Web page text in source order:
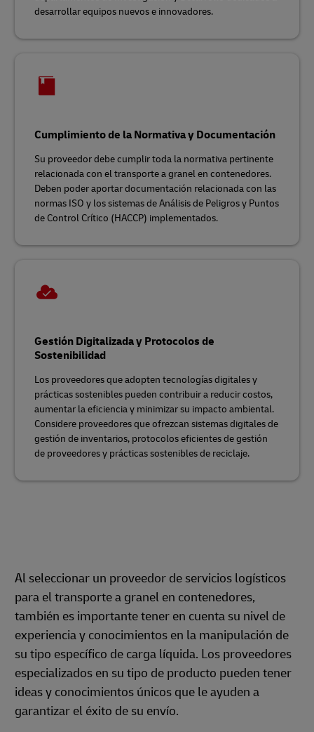
desarrollar equipos nuevos e innovadores.
Cumplimiento de la Normativa y Documentación
Su proveedor debe cumplir toda la normativa pertinente
relacionada con el transporte a granel en contenedores.
Deben poder aportar documentación relacionada con las
normas ISO y los sistemas de Análisis de Peligros y Puntos
de Control Crítico (HACCP) implementados.
Gestión Digitalizada y Protocolos de
Sostenibilidad
Los proveedores que adopten tecnologías digitales y
prácticas sostenibles pueden contribuir a reducir costos,
aumentar la eficiencia y minimizar su impacto ambiental.
Considere proveedores que ofrezcan sistemas digitales de
gestión de inventarios, protocolos eficientes de gestión
de proveedores y prácticas sostenibles de reciclaje.
Al seleccionar un proveedor de servicios logísticos
para el transporte a granel en contenedores,
también es importante tener en cuenta su nivel de
experiencia y conocimientos en la manipulación de
su tipo específico de carga líquida. Los proveedores
especializados en su tipo de producto pueden tener
ideas y conocimientos únicos que le ayuden a
garantizar el éxito de su envío.